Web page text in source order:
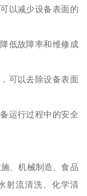
以减少设备表面的
低故障率和维修成
可以去除设备表面
运行过程中的安全
、机械制造、食品
射流清洗、化学清